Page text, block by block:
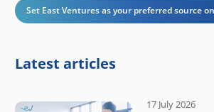
Set East Ventures as your preferred source
Latest articles
17 July 2026